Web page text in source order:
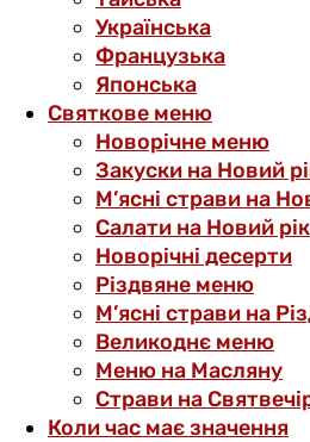
Українська
Французька
Японська
Святкове меню
Новорічне меню
Закуски на Новий
М’ясні страви на
Салати на Новий рік
Новорічні десерти
Різдвяне меню
М’ясні страви на
Великоднє меню
Меню на Масляну
Страви на
Коли час має значення